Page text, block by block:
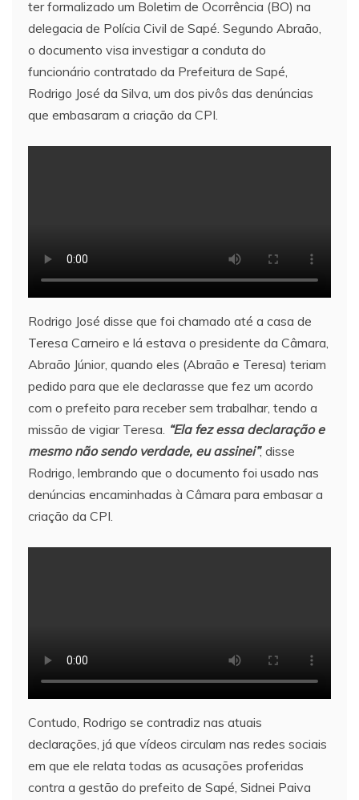
ter formalizado um Boletim de Ocorrência (BO) na
delegacia de Polícia Civil de Sapé. Segundo Abraão,
o documento visa investigar a conduta do
funcionário contratado da Prefeitura de Sapé,
Rodrigo José da Silva, um dos pivôs das denúncias
que embasaram a criação da CPI.
Rodrigo José disse que foi chamado até a casa de
Teresa Carneiro e lá estava o presidente da Câmara,
Abraão Júnior, quando eles (Abraão e Teresa) teriam
pedido para que ele declarasse que fez um acordo
com o prefeito para receber sem trabalhar, tendo a
missão de vigiar Teresa. “Ela fez essa declaração e
mesmo não sendo verdade, eu assinei”, disse
Rodrigo, lembrando que o documento foi usado nas
denúncias encaminhadas à Câmara para embasar a
criação da CPI.
Contudo, Rodrigo se contradiz nas atuais
declarações, já que vídeos circulam nas redes sociais
em que ele relata todas as acusações proferidas
contra a gestão do prefeito de Sapé, Sidnei Paiva